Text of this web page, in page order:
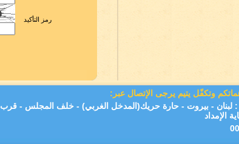
رمز التأكيد
وتكفّل يتيم يرجى الإتصال عبر:
: لبنان - بيروت - حارة حريك(المدخل الغربي) - خلف المجلس - قرب
الإمداد